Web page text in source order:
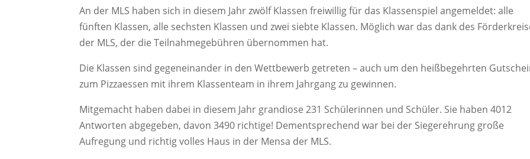
An der MLS haben sich in diesem Jahr zwölf Klassen freiwillig für das Klassenspiel angemeldet: alle
fünften Klassen, alle sechsten Klassen und zwei siebte Klassen. Möglich war das dank des
der MLS, der die Teilnahmegebühren übernommen hat.
Die Klassen sind gegeneinander in den Wettbewerb getreten – auch um den heißbegehrten
zum Pizzaessen mit ihrem Klassenteam in ihrem Jahrgang zu gewinnen.
Mitgemacht haben dabei in diesem Jahr grandiose 231 Schülerinnen und Schüler. Sie haben 4012
Antworten abgegeben, davon 3490 richtige! Dementsprechend war bei der Siegerehrung große
Aufregung und richtig volles Haus in der Mensa der MLS.